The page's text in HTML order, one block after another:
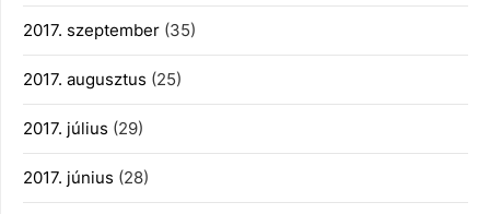
2017. szeptember (35)
2017. augusztus (25)
2017. július (29)
2017. június (28)